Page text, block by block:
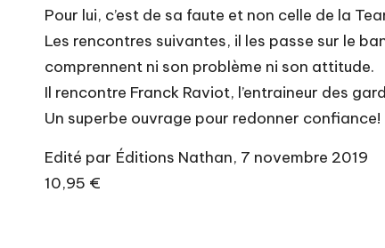
Pour lui, c’est de sa faute et non celle de la
Les rencontres suivantes, il les passe sur le
comprennent ni son problème ni son attitude.
Il rencontre Franck Raviot, l’entraineur des
Un superbe ouvrage pour redonner confiance!
Edité par Éditions Nathan, 7 novembre 2019
10,95 €